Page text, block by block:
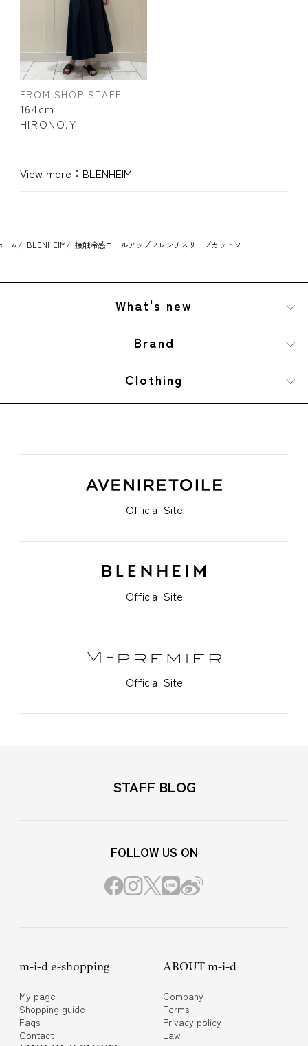
FROM SHOP STAFF
164cm
HIRONO.Y
View more： BLENHEIM
ーム/ BLENHEIM/ 接触冷感ロールアップフレンチスリーブカットソー
What's new
Brand
Clothing
Official Site
Official Site
Official Site
STAFF BLOG
FOLLOW US ON
m-i-d e-shopping
My page
Shopping guide
Faqs
Contact
ABOUT m-i-d
Company
Terms
Privacy policy
Law